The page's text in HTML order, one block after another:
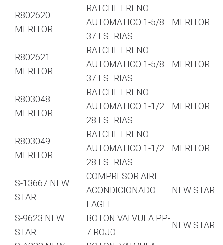
R802620
MERITOR
RATCHE FRENO
AUTOMATICO 1-5/8
37 ESTRIAS
MERITOR
R802621
MERITOR
RATCHE FRENO
AUTOMATICO 1-5/8
37 ESTRIAS
MERITOR
R803048
MERITOR
RATCHE FRENO
AUTOMATICO 1-1/2
28 ESTRIAS
MERITOR
R803049
MERITOR
RATCHE FRENO
AUTOMATICO 1-1/2
28 ESTRIAS
MERITOR
S-13667 NEW
STAR
COMPRESOR AIRE
ACONDICIONADO
EAGLE
NEW STAR
S-9623 NEW
STAR
BOTON VALVULA PP-
7 ROJO
NEW STAR